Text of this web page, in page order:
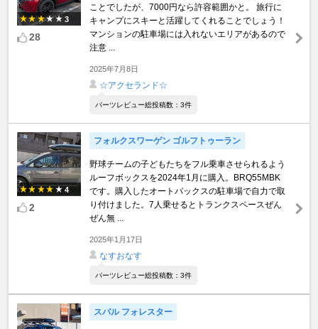
3
28
ことでしたが、7000円なら許容範囲かと。 旅行に
キャンプにスキーと活躍してくれることでしょう！
マンションの駐車場には入れないエリアがあるので
注意 ...
2025年7月8日
☆アクセランド☆
パーツレビュー総投稿数：3件
4
2
フォルクスワーゲン ゴルフトゥーラン
野球チームの子どもたちをフル乗車させられるよう
ルーフボックスを2024年1月に購入。BRQ55MBK
です。購入したオートバックスの駐車場で自力で取
り付けました。7人乗せるとトランクスペースぜん
ぜん無 ...
2025年1月17日
なすおなす
パーツレビュー総投稿数：3件
スバル フォレスター